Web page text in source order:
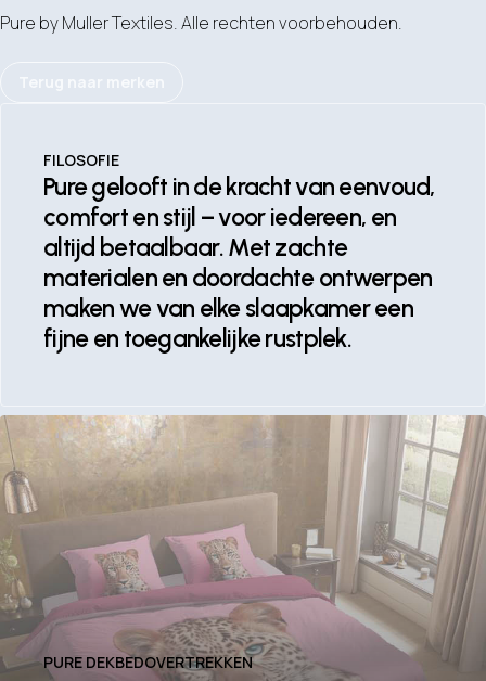
Pure by Muller Textiles. Alle rechten voorbehouden.
FILOSOFIE
Pure gelooft in de kracht van eenvoud,
comfort en stijl – voor iedereen, en
altijd betaalbaar. Met zachte
materialen en doordachte ontwerpen
maken we van elke slaapkamer een
fijne en toegankelijke rustplek.
PURE DEKBEDOVERTREKKEN